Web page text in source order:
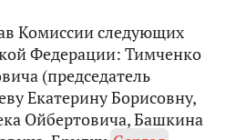
Комиссии следующих
Федерации: Тимченко
(председатель
Екатерину Борисовну,
Ойбертовича, Башкина